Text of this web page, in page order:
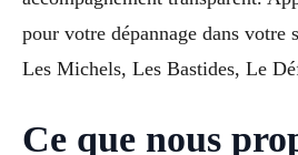
pour votre dépannage dans votre
Les Michels, Les Bastides, Le
Ce que nous